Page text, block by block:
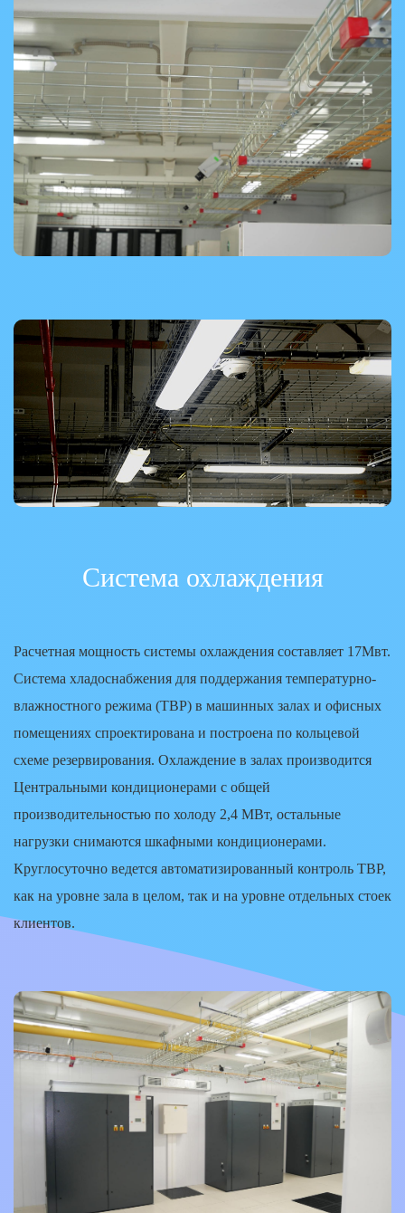
Система охлаждения
Расчетная мощность системы охлаждения составляет 17Мвт.
Система хладоснабжения для поддержания температурно-
влажностного режима (ТВР) в машинных залах и офисных
помещениях спроектирована и построена по кольцевой
схеме резервирования. Охлаждение в залах производится
Центральными кондиционерами с общей
производительностью по холоду 2,4 МВт, остальные
нагрузки снимаются шкафными кондиционерами.
Круглосуточно ведется автоматизированный контроль ТВР,
как на уровне зала в целом, так и на уровне отдельных стоек
клиентов.